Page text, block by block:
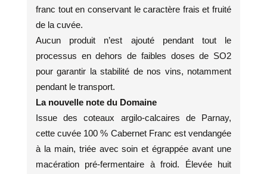
franc tout en conservant le caractère frais et fruité
de la cuvée.
Aucun produit n’est ajouté pendant tout le
processus en dehors de faibles doses de SO2
pour garantir la stabilité de nos vins, notamment
pendant le transport.
La nouvelle note du Domaine
Issue des coteaux argilo-calcaires de Parnay,
cette cuvée 100 % Cabernet Franc est vendangée
à la main, triée avec soin et égrappée avant une
macération pré-fermentaire à froid. Élevée huit